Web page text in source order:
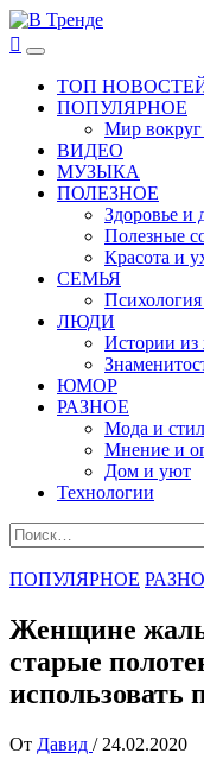
Перейти
к
содержимому
В Тренде
Самые свежие новости
Основное
менюТОП
ПОПУЛЯРНОЕ
Мир вокруг
ВИДЕО
МУЗЫКА
ПОЛЕЗНОЕ
Здоровье и
Полезные
Красота и
СЕМЬЯ
ЛЮДИ
Истории из
ЮМОР
РАЗНОЕ
Мода и
Мнение и
Дом и уют
Технологии
Найти:
ПОПУЛЯРНОЕ
Женщине
старые
использовать
От Давид / 24.02.2020